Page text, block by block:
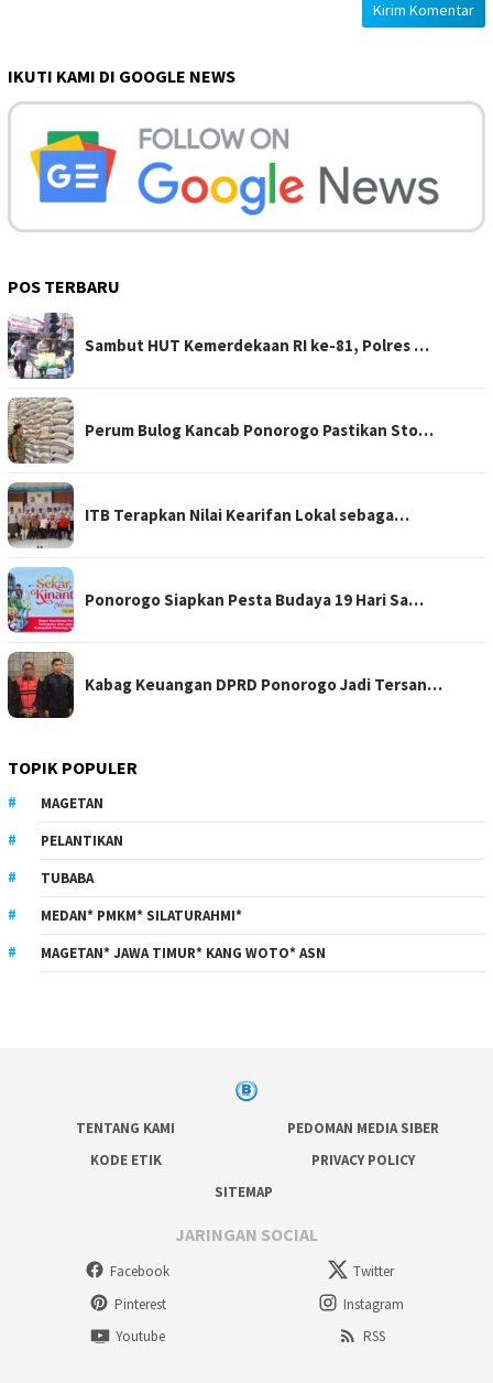
IKUTI KAMI DI GOOGLE NEWS
POS TERBARU
Sambut HUT Kemerdekaan RI ke-81, Polres …
Perum Bulog Kancab Ponorogo Pastikan Sto…
ITB Terapkan Nilai Kearifan Lokal sebaga…
Ponorogo Siapkan Pesta Budaya 19 Hari Sa…
Kabag Keuangan DPRD Ponorogo Jadi Tersan…
TOPIK POPULER
MAGETAN
PELANTIKAN
TUBABA
MEDAN* PMKM* SILATURAHMI*
MAGETAN* JAWA TIMUR* KANG WOTO* ASN
TENTANG KAMI
PEDOMAN MEDIA SIBER
KODE ETIK
PRIVACY POLICY
SITEMAP
JARINGAN SOCIAL
Facebook
Twitter
Pinterest
Instagram
Youtube
RSS